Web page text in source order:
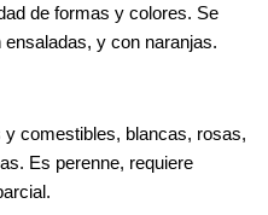
de formas y colores. Se
y con naranjas.
comestibles, blancas, rosas,
Es perenne, requiere